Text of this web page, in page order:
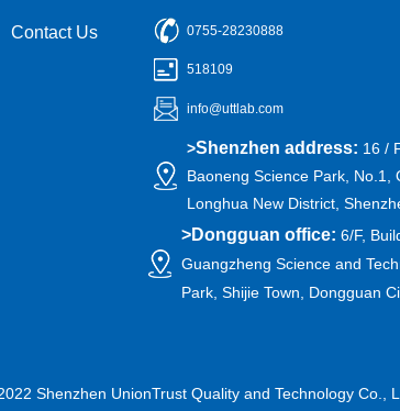
Contact Us 0755-28230888
518109
info@uttlab.com
>Shenzhen address: 16 /
Baoneng Science Park, No.1,
Longhua New District,
>Dongguan office: 6/F,
Guangzheng Science and
Park, Shijie Town, Dongguan
Shenzhen UnionTrust Quality and Technology Co.,